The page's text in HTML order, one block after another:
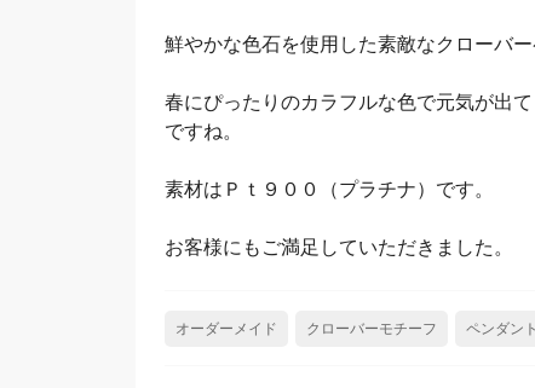
鮮やかな色石を使用した素敵なクローバー
春にぴったりのカラフルな色で元気が出
ですね。
素材はＰｔ９００（プラチナ）です。
お客様にもご満足していただきました。
オーダーメイド クローバーモチーフ ペンダント